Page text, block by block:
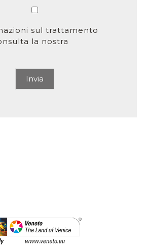
sul trattamento
la nostra